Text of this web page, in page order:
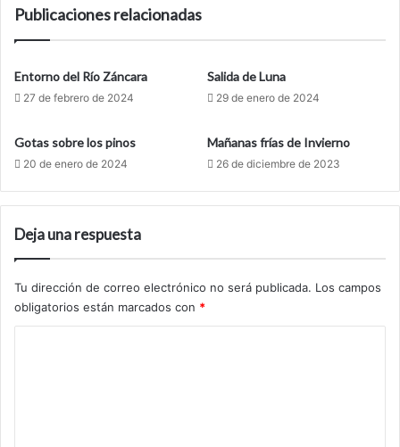
Publicaciones relacionadas
Entorno del Río Záncara
27 de febrero de 2024
Salida de Luna
29 de enero de 2024
Gotas sobre los pinos
20 de enero de 2024
Mañanas frías de Invierno
26 de diciembre de 2023
Deja una respuesta
Tu dirección de correo electrónico no será publicada. Los campos
obligatorios están marcados con *